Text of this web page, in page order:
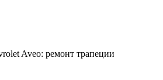
Aveo: ремонт трапеции